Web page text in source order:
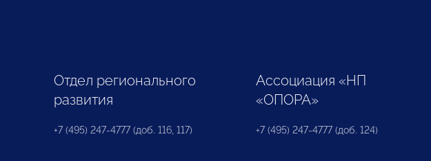
Отдел регионального
развития
+7 (495) 247-4777 (доб. 116, 117)
Ассоциация «НП
«ОПОРА»
+7 (495) 247-4777 (доб. 124)